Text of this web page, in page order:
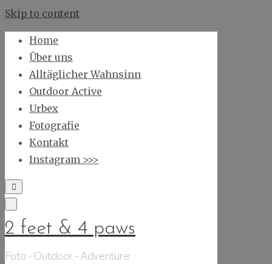
Skip to content
Home
Über uns
Alltäglicher Wahnsinn
Outdoor Active
Urbex
Fotografie
Kontakt
Instagram >>>
2 feet & 4 paws
Foto - Outdoor - Adventure